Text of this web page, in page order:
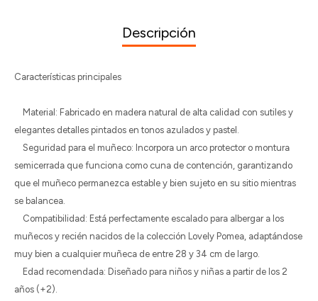
Descripción
Características principales
Material: Fabricado en madera natural de alta calidad con sutiles y
elegantes detalles pintados en tonos azulados y pastel.
Seguridad para el muñeco: Incorpora un arco protector o montura
semicerrada que funciona como cuna de contención, garantizando
que el muñeco permanezca estable y bien sujeto en su sitio mientras
se balancea.
Compatibilidad: Está perfectamente escalado para albergar a los
muñecos y recién nacidos de la colección Lovely Pomea, adaptándose
muy bien a cualquier muñeca de entre 28 y 34 cm de largo.
Edad recomendada: Diseñado para niños y niñas a partir de los 2
años (+2).